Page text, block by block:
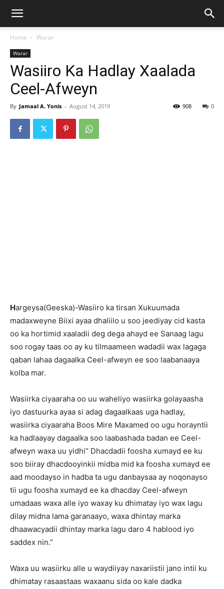
Home Warar
Warar
Wasiiro Ka Hadlay Xaalada
Ceel-Afweyn
By Jamaal A. Yonis - August 14, 2019 0
908
Hargeysa(Geeska)-Wasiiro ka tirsan Xukuumada
madaxweyne Biixi ayaa dhaliilo u soo jeediyay cid kasta
oo ka hortimid xaaladii deg dega ahayd ee Sanaag lagu
soo rogay taas oo ay ku tilmaameen wadadii wax lagaga
qaban lahaa dagaalka Ceel-afweyn ee soo laabanaaya
kolba mar.
Wasiirka ciyaaraha oo uu waheliyo wasiirka golayaasha
iyo dastuurka ayaa si adag dagaalkaas uga hadlay,
wasiirka ciyaaraha Boos Mire Maxamed oo ugu horayntii
ka hadlaayay dagaalka soo laabashada badan ee Ceel-
afweyn waxa uu yidhi“ Dhacdadii foosha xumayd ee ku
soo biiray dhacdooyinkii midba mid ka foosha xumayd ee
aad moodayso in hadba ta ugu danbaysaa ay noqonayso
tii ugu foosha xumayd ee ka dhacday Ceel-afweyn
umadaas waxa alle iyo waxay ku dhimatay iyo wax lagu
dilay midna lama garanaayo, waxa dhintay marka
dhaawacyadii dhintay marka lagu daro 4 hablood iyo
saddex nin.”
Waxa uu wasiirku alle u waydiiyay naxariistii jano intii ku
dhimatay rasaastaas waxaanu sida oo kale dadka